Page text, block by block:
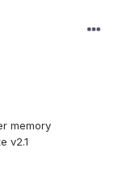
memory
v2.1